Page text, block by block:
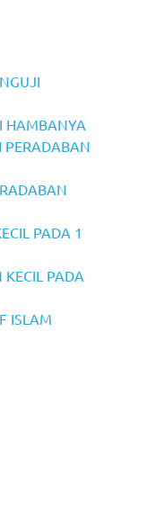
HAMBANYA
PERADABAN
PADA 1
KECIL PADA
ISLAM